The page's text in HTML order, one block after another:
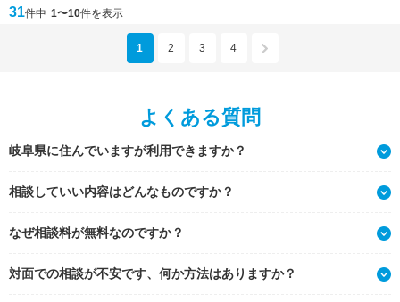
31件中 1〜10件を表示
1 2 3 4
よくある質問
岐阜県に住んでいますが利用できますか？
相談していい内容はどんなものですか？
なぜ相談料が無料なのですか？
対面での相談が不安です、何か方法はありますか？